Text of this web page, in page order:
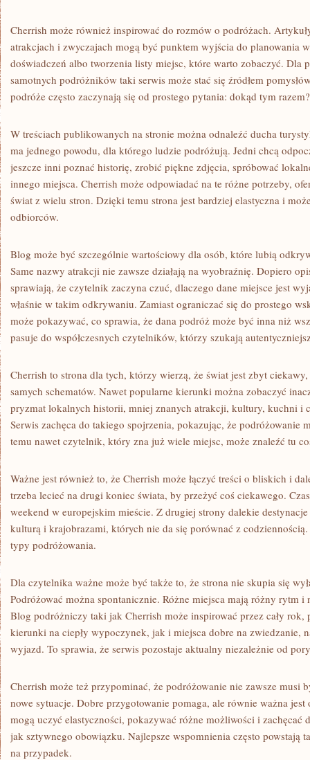
Cherrish może również inspirować do rozmów o podróżach.
atrakcjach i zwyczajach mogą być punktem wyjścia do planowania
doświadczeń albo tworzenia listy miejsc, które warto zobaczyć. Dla
samotnych podróżników taki serwis może stać się źródłem
podróże często zaczynają się od prostego pytania: dokąd tym razem?
W treściach publikowanych na stronie można odnaleźć ducha
ma jednego powodu, dla którego ludzie podróżują. Jedni chcą
jeszcze inni poznać historię, zrobić piękne zdjęcia, spróbować
innego miejsca. Cherrish może odpowiadać na te różne potrzeby,
świat z wielu stron. Dzięki temu strona jest bardziej elastyczna i
odbiorców.
Blog może być szczególnie wartościowy dla osób, które lubią
Same nazwy atrakcji nie zawsze działają na wyobraźnię. Dopiero
sprawiają, że czytelnik zaczyna czuć, dlaczego dane miejsce jest
właśnie w takim odkrywaniu. Zamiast ograniczać się do prostego
może pokazywać, co sprawia, że dana podróż może być inna niż
pasuje do współczesnych czytelników, którzy szukają
Cherrish to strona dla tych, którzy wierzą, że świat jest zbyt
samych schematów. Nawet popularne kierunki można zobaczyć
pryzmat lokalnych historii, mniej znanych atrakcji, kultury, kuchni i
Serwis zachęca do takiego spojrzenia, pokazując, że podróżowanie
temu nawet czytelnik, który zna już wiele miejsc, może znaleźć tu
Ważne jest również to, że Cherrish może łączyć treści o bliskich i
trzeba lecieć na drugi koniec świata, by przeżyć coś ciekawego.
weekend w europejskim mieście. Z drugiej strony dalekie
kulturą i krajobrazami, których nie da się porównać z
typy podróżowania.
Dla czytelnika ważne może być także to, że strona nie skupia się
Podróżować można spontanicznie. Różne miejsca mają różny rytm
Blog podróżniczy taki jak Cherrish może inspirować przez cały rok,
kierunki na ciepły wypoczynek, jak i miejsca dobre na zwiedzanie,
wyjazd. To sprawia, że serwis pozostaje aktualny niezależnie od
Cherrish może też przypominać, że podróżowanie nie zawsze musi
nowe sytuacje. Dobre przygotowanie pomaga, ale równie ważna
mogą uczyć elastyczności, pokazywać różne możliwości i zachęcać
jak sztywnego obowiązku. Najlepsze wspomnienia często powstają
na przypadek.